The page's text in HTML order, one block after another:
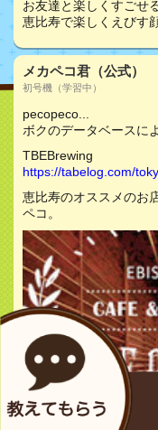
お友達と楽しくすごせ
恵比寿で楽しくえびす
メカペコ君（公式）
初号機（学習中）
pecopeco...
ボクのデータベースに
TBEBrewing
https://tabelog.com/
恵比寿のオススメのお
ペコ。